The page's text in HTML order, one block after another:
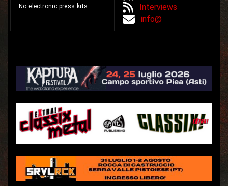
No electronic press kits.
Interviews
info@